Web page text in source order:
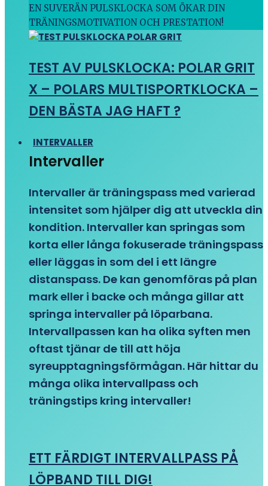
EN SUVERÄN PULSKLOCKA SOM ÖKAR DIN
TRÄNINGSMOTIVATION OCH PRESTATION!
TEST AV PULSKLOCKA: POLAR GRIT
X – POLARS MULTISPORTKLOCKA –
DEN BÄSTA JAG HAFT ?
INTERVALLER
Intervaller
Intervaller är träningspass med varierad
intensitet som hjälper dig att utveckla din
kondition. Intervaller kan springas som
korta eller långa fokuserade träningspass
eller läggas in som del i ett längre
distanspass. De kan genomföras på plan
mark eller i backe och många gillar att
springa intervaller på löparbana.
Intervallpassen kan ha olika syften men
oftast tjänar de till att höja
syreupptagningsförmågan. Här hittar du
många olika intervallpass och
träningstips kring intervaller!
ETT FÄRDIGT INTERVALLPASS PÅ
LÖPBAND TILL DIG!